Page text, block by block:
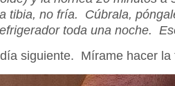
tibia, no fría. Cúbrala,
toda una noche.
siguiente. Mírame hacer